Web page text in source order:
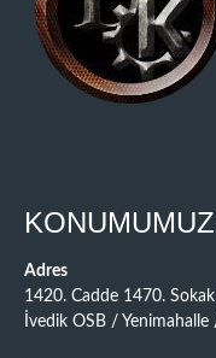
KONUMUMUZ
Adres
1420. Cadde 1470.
İvedik OSB / Yenimahalle